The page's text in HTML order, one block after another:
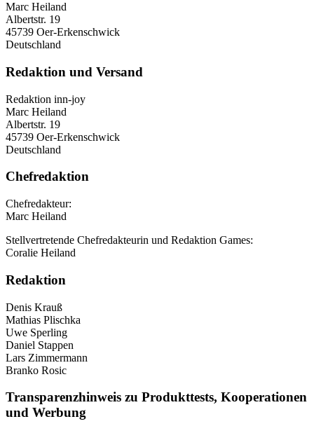
Marc Heiland
Albertstr. 19
45739 Oer-Erkenschwick
Deutschland
Redaktion und Versand
Redaktion inn-joy
Marc Heiland
Albertstr. 19
45739 Oer-Erkenschwick
Deutschland
Chefredaktion
Chefredakteur:
Marc Heiland
Stellvertretende Chefredakteurin und Redaktion Games:
Coralie Heiland
Redaktion
Denis Krauß
Mathias Plischka
Uwe Sperling
Daniel Stappen
Lars Zimmermann
Branko Rosic
Transparenzhinweis zu Produkttests, Kooperationen
und Werbung